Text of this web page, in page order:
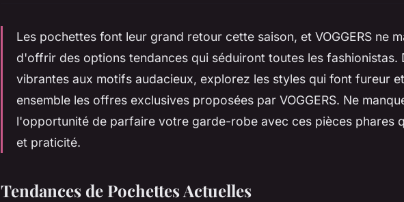
Les pochettes font leur grand retour cette saison, et VOGGERS ne
d'offrir des options tendances qui séduiront toutes les fashionistas.
vibrantes aux motifs audacieux, explorez les styles qui font fureur
ensemble les offres exclusives proposées par VOGGERS. Ne
l'opportunité de parfaire votre garde-robe avec ces pièces phares
et praticité.
Tendances de Pochettes Actuelles